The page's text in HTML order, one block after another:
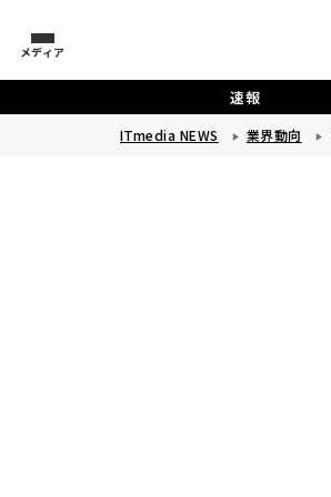
メディア
速報
ITmedia NEWS 業界動向